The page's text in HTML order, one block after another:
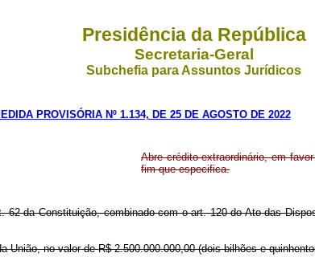
Presidência da República
Secretaria-Geral
Subchefia para Assuntos Jurídicos
PROVISÓRIA Nº 1.134, DE 25 DE AGOSTO DE 2022
Abre crédito extraordinário, em
fim que especifica.
62 da Constituição, combinado com o art. 120 do Ato das
no valor de R$ 2.500.000.000,00 (dois bilhões e